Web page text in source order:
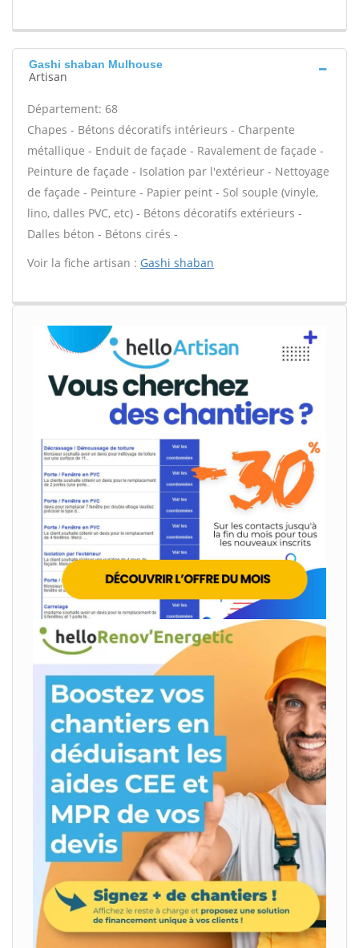
Gashi shaban Mulhouse
Artisan
Département: 68
Chapes - Bétons décoratifs intérieurs - Charpente
métallique - Enduit de façade - Ravalement de façade -
Peinture de façade - Isolation par l'extérieur - Nettoyage
de façade - Peinture - Papier peint - Sol souple (vinyle,
lino, dalles PVC, etc) - Bétons décoratifs extérieurs -
Dalles béton - Bétons cirés -
Voir la fiche artisan : Gashi shaban